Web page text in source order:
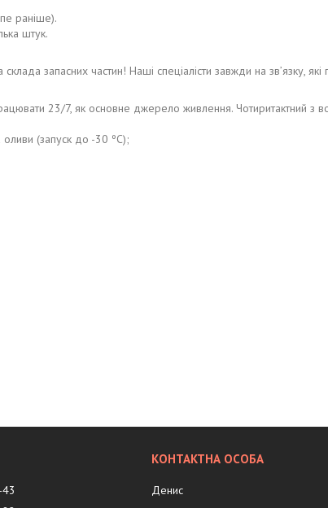
раніше).
штук.
запасних частин! Наші спеціалісти завжди на зв’язку, які
23/7, як основне джерело живлення.
оливи (запуск до -30 ºС);
Денис